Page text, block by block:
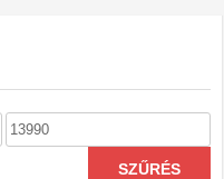
Max
SZŰRÉS